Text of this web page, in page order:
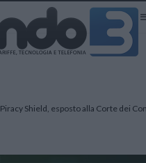
Piracy Shield, esposto alla Corte dei